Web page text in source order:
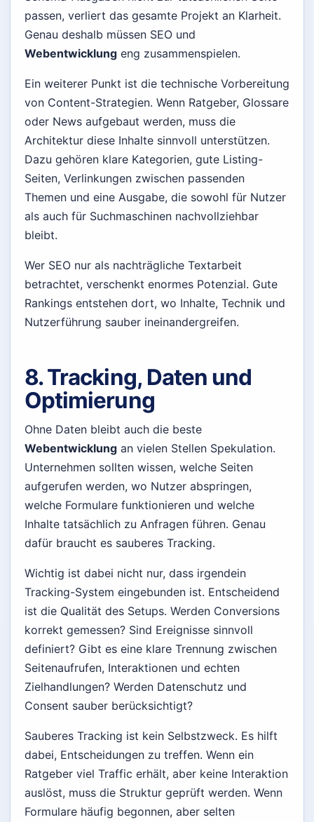
passen, verliert das gesamte Projekt an Klarheit.
Genau deshalb müssen SEO und
Webentwicklung eng zusammenspielen.
Ein weiterer Punkt ist die technische Vorbereitung
von Content-Strategien. Wenn Ratgeber, Glossare
oder News aufgebaut werden, muss die
Architektur diese Inhalte sinnvoll unterstützen.
Dazu gehören klare Kategorien, gute Listing-
Seiten, Verlinkungen zwischen passenden
Themen und eine Ausgabe, die sowohl für Nutzer
als auch für Suchmaschinen nachvollziehbar
bleibt.
Wer SEO nur als nachträgliche Textarbeit
betrachtet, verschenkt enormes Potenzial. Gute
Rankings entstehen dort, wo Inhalte, Technik und
Nutzerführung sauber ineinandergreifen.
8. Tracking, Daten und
Optimierung
Ohne Daten bleibt auch die beste
Webentwicklung an vielen Stellen Spekulation.
Unternehmen sollten wissen, welche Seiten
aufgerufen werden, wo Nutzer abspringen,
welche Formulare funktionieren und welche
Inhalte tatsächlich zu Anfragen führen. Genau
dafür braucht es sauberes Tracking.
Wichtig ist dabei nicht nur, dass irgendein
Tracking-System eingebunden ist. Entscheidend
ist die Qualität des Setups. Werden Conversions
korrekt gemessen? Sind Ereignisse sinnvoll
definiert? Gibt es eine klare Trennung zwischen
Seitenaufrufen, Interaktionen und echten
Zielhandlungen? Werden Datenschutz und
Consent sauber berücksichtigt?
Sauberes Tracking ist kein Selbstzweck. Es hilft
dabei, Entscheidungen zu treffen. Wenn ein
Ratgeber viel Traffic erhält, aber keine Interaktion
auslöst, muss die Struktur geprüft werden. Wenn
Formulare häufig begonnen, aber selten